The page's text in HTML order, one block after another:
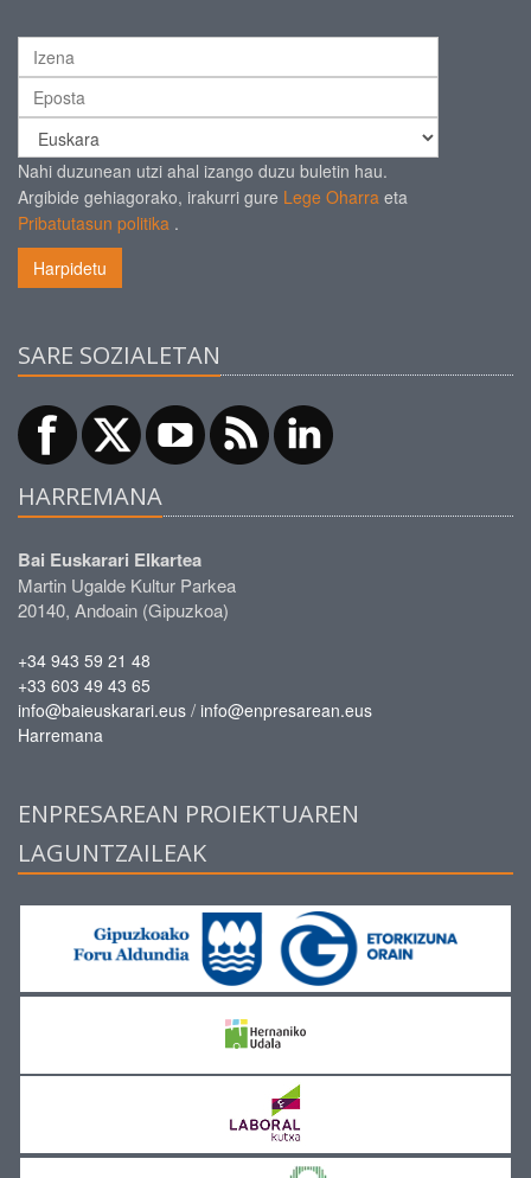
Nahi duzunean utzi ahal izango duzu buletin hau.
Argibide gehiagorako, irakurri gure Lege Oharra eta
Pribatutasun politika .
Harpidetu
SARE SOZIALETAN
HARREMANA
Bai Euskarari Elkartea
Martin Ugalde Kultur Parkea
20140, Andoain (Gipuzkoa)
+34 943 59 21 48
+33 603 49 43 65
info@baieuskarari.eus / info@enpresarean.eus
Harremana
ENPRESAREAN PROIEKTUAREN
LAGUNTZAILEAK